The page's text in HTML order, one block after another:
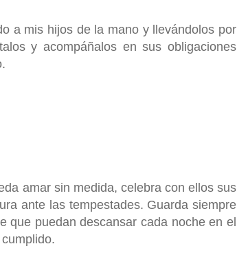
a mis hijos de la mano y llevándolos por
y acompáñalos en sus obligaciones
amar sin medida, celebra con ellos sus
ante las tempestades. Guarda siempre
que puedan descansar cada noche en el